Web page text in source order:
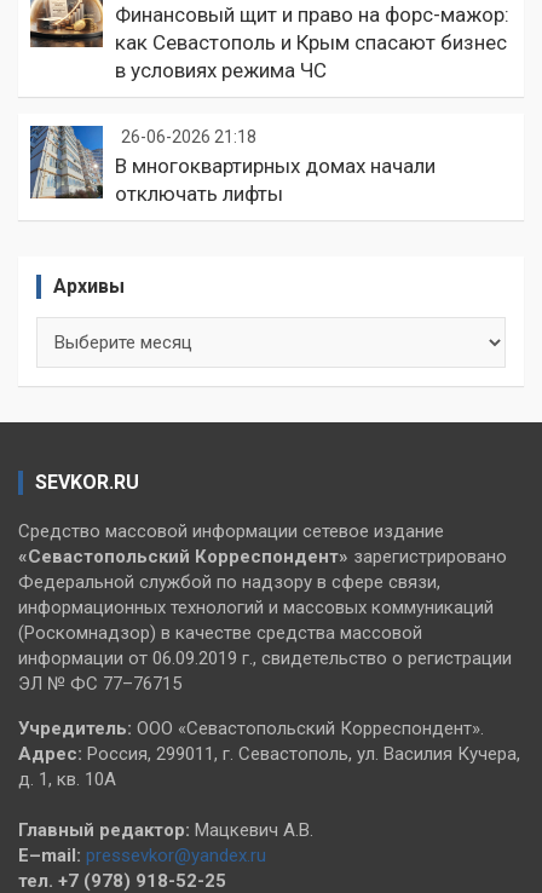
Финансовый щит и право на форс-мажор:
как Севастополь и Крым спасают бизнес
в условиях режима ЧС
26-06-2026 21:18
В многоквартирных домах начали
отключать лифты
Архивы
SEVKOR.RU
Средство массовой информации сетевое издание
«Севастопольский Корреспондент» зарегистрировано
Федеральной службой по надзору в сфере связи,
информационных технологий и массовых коммуникаций
(Роскомнадзор) в качестве средства массовой
информации от 06.09.2019 г., свидетельство о регистрации
ЭЛ № ФС 77–76715
Учредитель: ООО «Севастопольский Корреспондент».
Адрес: Россия, 299011, г. Севастополь, ул. Василия Кучера,
д. 1, кв. 10А
Главный редактор: Мацкевич А.В.
E–mail: pressevkor@yandex.ru
тел. +7 (978) 918-52-25